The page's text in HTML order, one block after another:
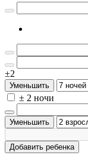
±2
Уменьшить
± 2 ночи
Уменьшить
Добавить ребенка